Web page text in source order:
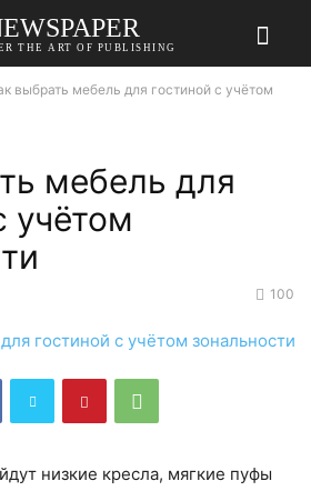
THE ART OF PUBLISHING
выбрать мебель для гостиной с учётом
мебель для
учётом
100
низкие кресла, мягкие пуфы